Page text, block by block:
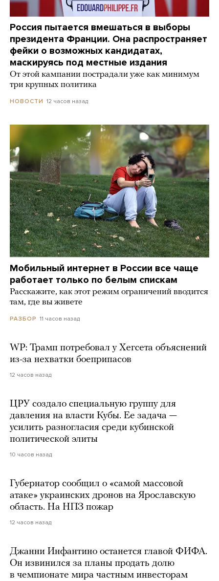
Россия пытается вмешаться в выборы
президента Франции. Она распространяет
фейки о возможных кандидатах,
маскируясь под местные издания
От этой кампании пострадали уже как минимум
три крупных политика
НОВОСТИ 12 часов назад
Мобильный интернет в России все чаще
работает только по белым спискам
Расскажите, как этот режим ограничений вводится
там, где вы живете
РАЗБОР 11 часов назад
WP: Трамп потребовал у Хегсета объяснений
из-за нехватки боеприпасов
12 часов назад
ЦРУ создало специальную группу для
давления на власти Кубы. Ее задача —
усилить разногласия среди кубинской
политической элиты
10 часов назад
Губернатор сообщил о «самой массовой
атаке» украинских дронов на Ярославскую
область. На НПЗ пожар
12 часов назад
Джанни Инфантино останется главой ФИФА.
Он извинился за планы продать долю
в чемпионате мира частным инвесторам